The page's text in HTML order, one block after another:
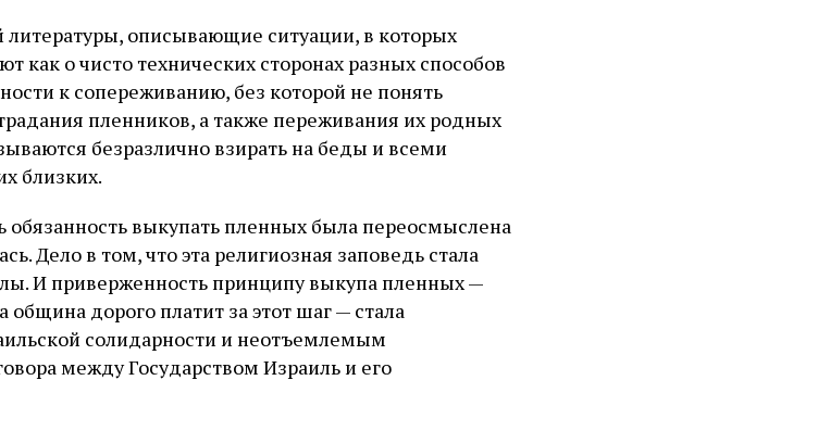
литературы, описывающие ситуации, в которых
как о чисто технических сторонах разных способов
к сопереживанию, без которой не понять
пленников, а также переживания их родных
безразлично взирать на беды и всеми
близких.
обязанность выкупать пленных была переосмыслена
Дело в том, что эта религиозная заповедь стала
И приверженность принципу выкупа пленных —
дорого платит за этот шаг — стала
солидарности и неотъемлемым
между Государством Израиль и его